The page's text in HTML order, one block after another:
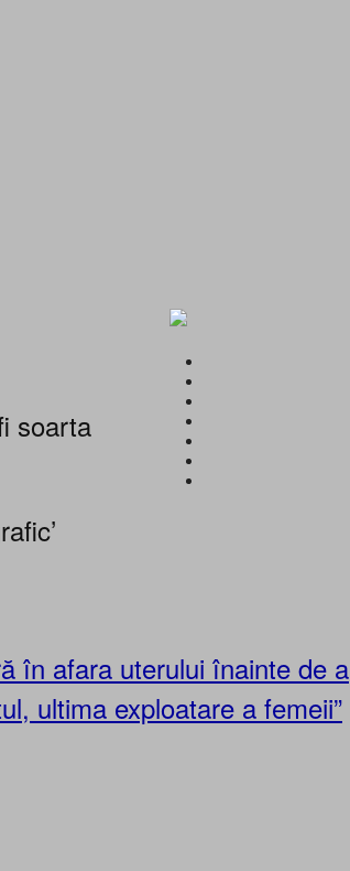
soarta
în afara uterului înainte de a
ultima exploatare a femeii”